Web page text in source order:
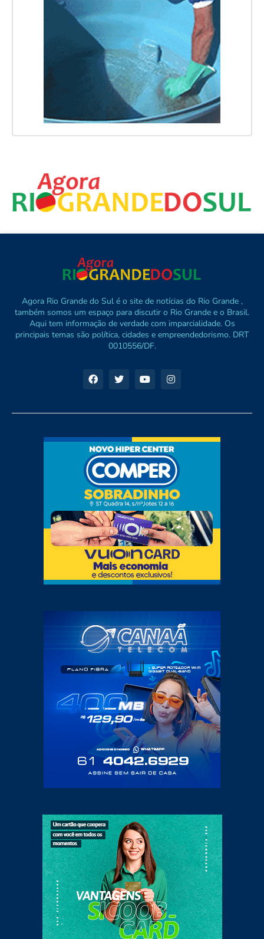
Agora Rio Grande do Sul é o site de notícias do Rio Grande ,
também somos um espaço para discutir o Rio Grande e o Brasil.
Aqui tem informação de verdade com imparcialidade. Os
principais temas são política, cidades e empreendedorismo. DRT
0010556/DF.